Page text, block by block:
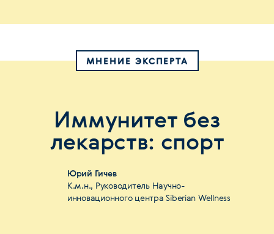
МНЕНИЕ ЭКСПЕРТА
Иммунитет без
лекарств: спорт
Юрий Гичев
К.м.н., Руководитель Научно-
инновационного центра Siberian Wellness